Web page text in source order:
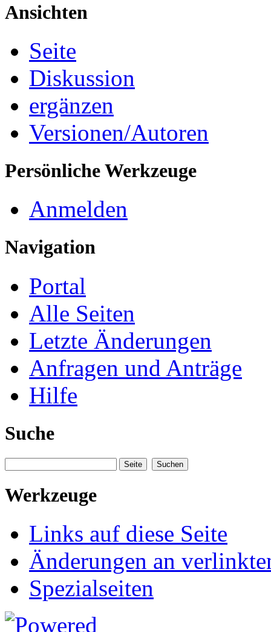
Ansichten
Seite
Diskussion
ergänzen
Versionen/Autoren
Persönliche Werkzeuge
Anmelden
Navigation
Portal
Alle Seiten
Letzte Änderungen
Anfragen und Anträge
Hilfe
Suche
Werkzeuge
Links auf diese Seite
Änderungen an
Spezialseiten